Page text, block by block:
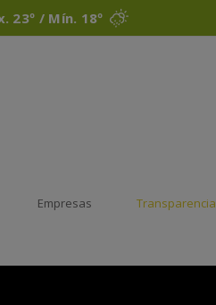
23º / Mín. 18º
Empresas Transparencia